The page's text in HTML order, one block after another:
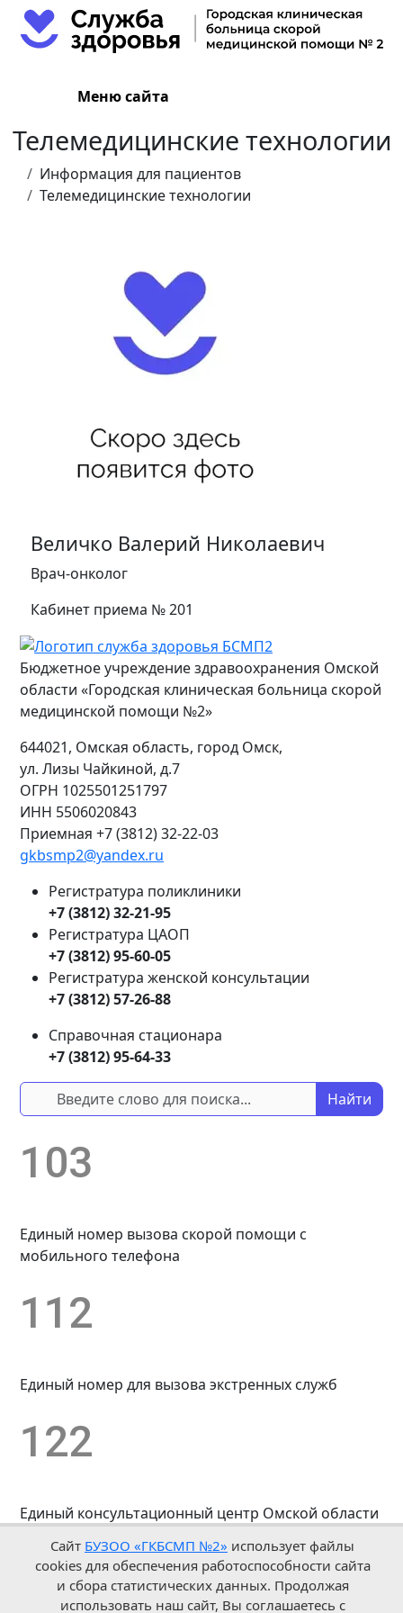
Меню сайта
Телемедицинские технологии
Информация для пациентов
Телемедицинские технологии
Величко Валерий Николаевич
Врач-онколог
Кабинет приема № 201
Бюджетное учреждение здравоохранения Омской
области «Городская клиническая больница скорой
медицинской помощи №2»
644021, Омская область, город Омск,
ул. Лизы Чайкиной, д.7
ОГРН 1025501251797
ИНН 5506020843
Приемная +7 (3812) 32-22-03
gkbsmp2@yandex.ru
Регистратура поликлиники
+7 (3812) 32-21-95
Регистратура ЦАОП
+7 (3812) 95-60-05
Регистратура женской консультации
+7 (3812) 57-26-88
Справочная стационара
+7 (3812) 95-64-33
Найти
103
Единый номер вызова скорой помощи с
мобильного телефона
112
Единый номер для вызова экстренных служб
122
Единый консультационный центр Омской области
БУЗОО «ГКБСМП №2» © 1961-2026 |
Политика обработки персональных данных
Карта сайта
Сайт БУЗОО «ГКБСМП №2» использует файлы
cookies для обеспечения работоспособности сайта
и сбора статистических данных. Продолжая
использовать наш сайт, Вы соглашаетесь с